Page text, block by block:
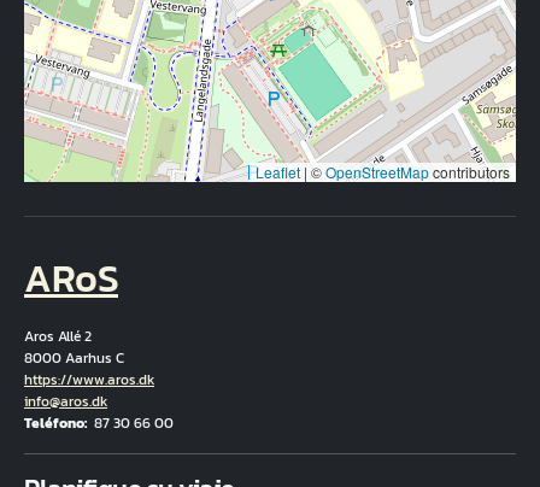
Leaflet | ©OpenStreetMapcontributors
ARoS
Aros Allé 2
8000 Aarhus C
Hjemmeside
https://www.aros.dk
Correo electrónico
info@aros.dk
Teléfono 87 30 66 00